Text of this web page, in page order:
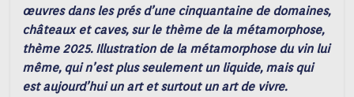
œuvres dans les prés d’une cinquantaine de domaines,
châteaux et caves, sur le thème de la métamorphose,
thème 2025. Illustration de la métamorphose du vin lui
même, qui n’est plus seulement un liquide, mais qui
est aujourd’hui un art et surtout un art de vivre.